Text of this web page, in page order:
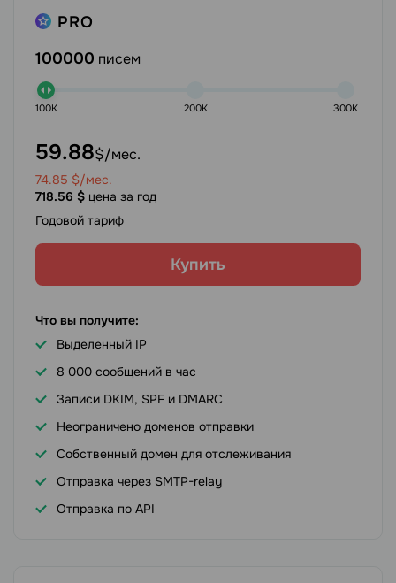
PRO
100000 писем
100K 200K 300K
59.88$/мес.
74.85 $/мес.
718.56 $ цена за год
Годовой тариф
Купить
Что вы получите:
Выделенный IP
8 000 сообщений в час
Записи DKIM, SPF и DMARC
Неограничено доменов отправки
Собственный домен для отслеживания
Отправка через SMTP-relay
Отправка по API